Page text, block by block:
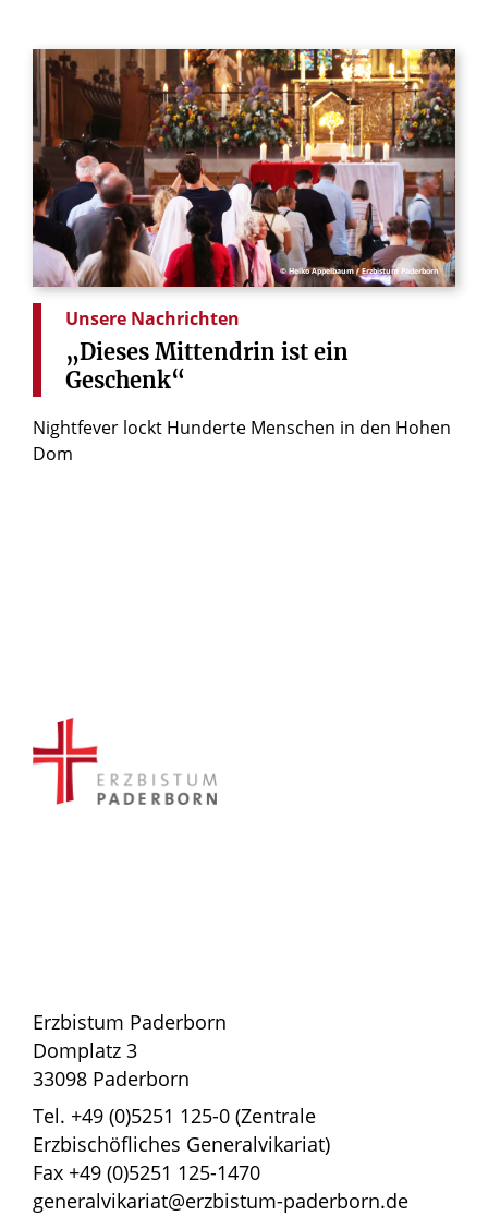
© Heiko Appelbaum / Erzbistum Paderborn
Unsere Nachrichten
„Dieses Mittendrin ist ein
Geschenk“
Nightfever lockt Hunderte Menschen in den Hohen
Dom
Erzbistum Paderborn
Domplatz 3
33098 Paderborn
Tel. +49 (0)5251 125-0 (Zentrale
Erzbischöfliches Generalvikariat)
Fax +49 (0)5251 125-1470
generalvikariat@erzbistum-paderborn.de